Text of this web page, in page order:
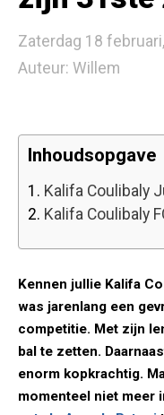
Zaterdag 18
Auteur: Willem
Inhoudsopgave
1. Kalifa Coulibaly
2. Kalifa Coulibaly
Kennen jullie Kalifa
was jarenlang een
competitie. Met zijn
bal te zetten.
enorm kopkrachtig.
momenteel niet meer